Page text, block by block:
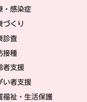
・感染症
づくり
診査
接種
者支援
い者支援
福祉・生活保護